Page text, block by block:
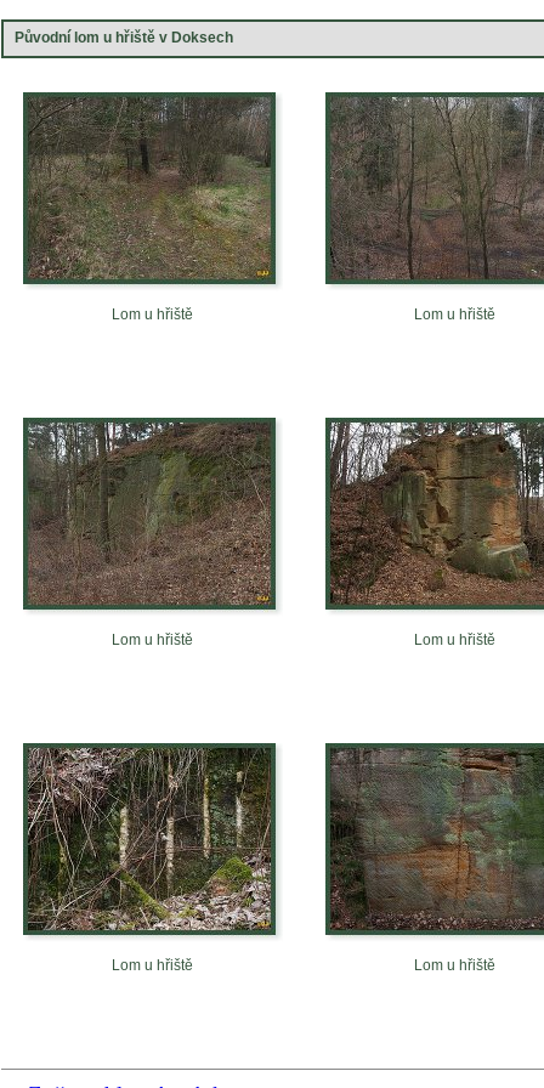
Původní lom u hřiště v Doksech
Lom u hřiště Lom u hřiště
Lom u hřiště Lom u hřiště
Lom u hřiště Lom u hřiště